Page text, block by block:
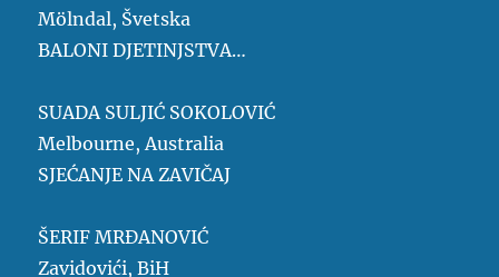
Mölndal, Švetska
BALONI DJETINJSTVA…
SUADA SULJIĆ SOKOLOVIĆ
Melbourne, Australia
SJEĆANJE NA ZAVIČAJ
ŠERIF MRĐANOVIĆ
Zavidovići, BiH